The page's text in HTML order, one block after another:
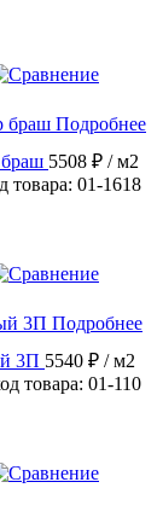
Подробнее
браш 5508 ₽ / м2
товара: 01-1618
Подробнее
3П 5540 ₽ / м2
товара: 01-110